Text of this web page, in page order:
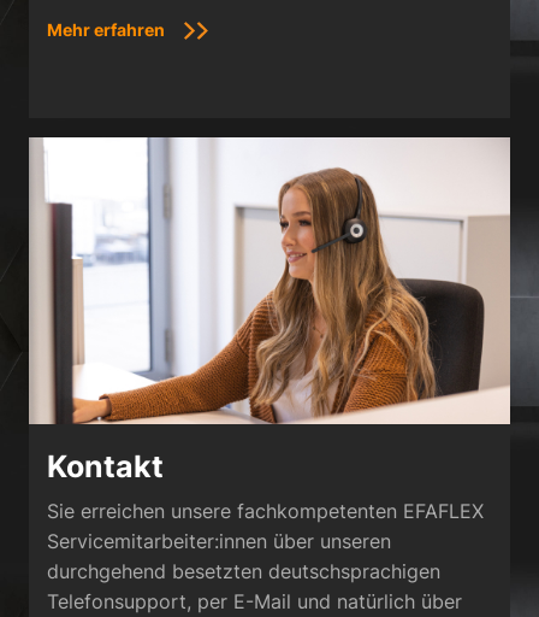
Mehr erfahren
Kontakt
Sie erreichen unsere fachkompetenten EFAFLEX
Servicemitarbeiter:innen über unseren
durchgehend besetzten deutschsprachigen
Telefonsupport, per E-Mail und natürlich über